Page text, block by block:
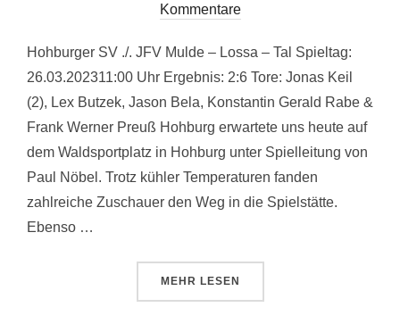
am
Kommentare
Hohburger SV ./. JFV Mulde – Lossa – Tal Spieltag:
26.03.202311:00 Uhr Ergebnis: 2:6 Tore: Jonas Keil
(2), Lex Butzek, Jason Bela, Konstantin Gerald Rabe &
Frank Werner Preuß Hohburg erwartete uns heute auf
dem Waldsportplatz in Hohburg unter Spielleitung von
Paul Nöbel. Trotz kühler Temperaturen fanden
zahlreiche Zuschauer den Weg in die Spielstätte.
Ebenso …
MEHR ÜBER „HOHBURGER SV ./. JFV
LESEN